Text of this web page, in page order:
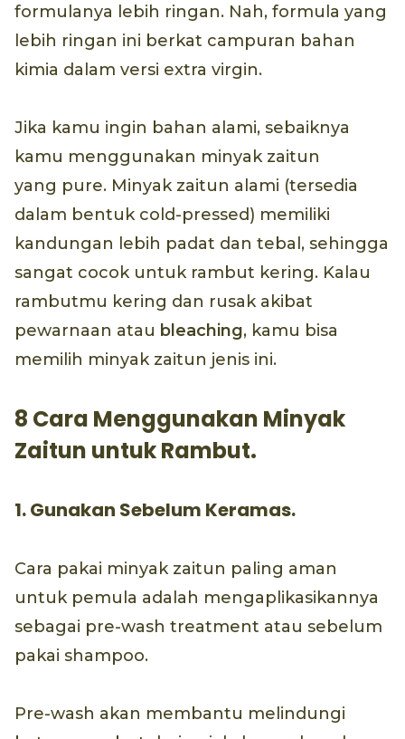
formulanya lebih ringan. Nah, formula yang
lebih ringan ini berkat campuran bahan
kimia dalam versi extra virgin.
Jika kamu ingin bahan alami, sebaiknya
kamu menggunakan minyak zaitun
yang pure. Minyak zaitun alami (tersedia
dalam bentuk cold-pressed) memiliki
kandungan lebih padat dan tebal, sehingga
sangat cocok untuk rambut kering. Kalau
rambutmu kering dan rusak akibat
pewarnaan atau bleaching, kamu bisa
memilih minyak zaitun jenis ini.
8 Cara Menggunakan Minyak
Zaitun untuk Rambut.
1. Gunakan Sebelum Keramas.
Cara pakai minyak zaitun paling aman
untuk pemula adalah mengaplikasikannya
sebagai pre-wash treatment atau sebelum
pakai shampoo.
Pre-wash akan membantu melindungi